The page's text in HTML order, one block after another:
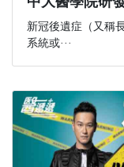
新冠後遺症（又稱
系統或···